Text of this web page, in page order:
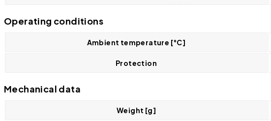
Operating conditions
Ambient temperature [°C]
Protection
Mechanical data
Weight [g]